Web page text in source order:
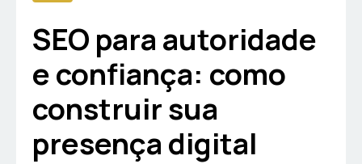
SEO para autoridade
e confiança: como
construir sua
presença digital